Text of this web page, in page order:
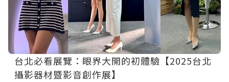
台北必看展覽：眼界大開的初體驗【2025台北
攝影器材暨影音創作展】